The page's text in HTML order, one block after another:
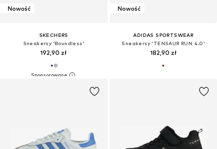
Nowość
SKECHERS
Sneakersy 'Boundless'
192,90 zł
Nowość
ADIDAS SPORTSWEAR
Sneakersy 'TENSAUR RUN 4.0'
182,90 zł